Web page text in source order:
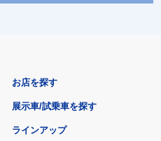
お店を探す
展示車/試乗車を探す
ラインアップ